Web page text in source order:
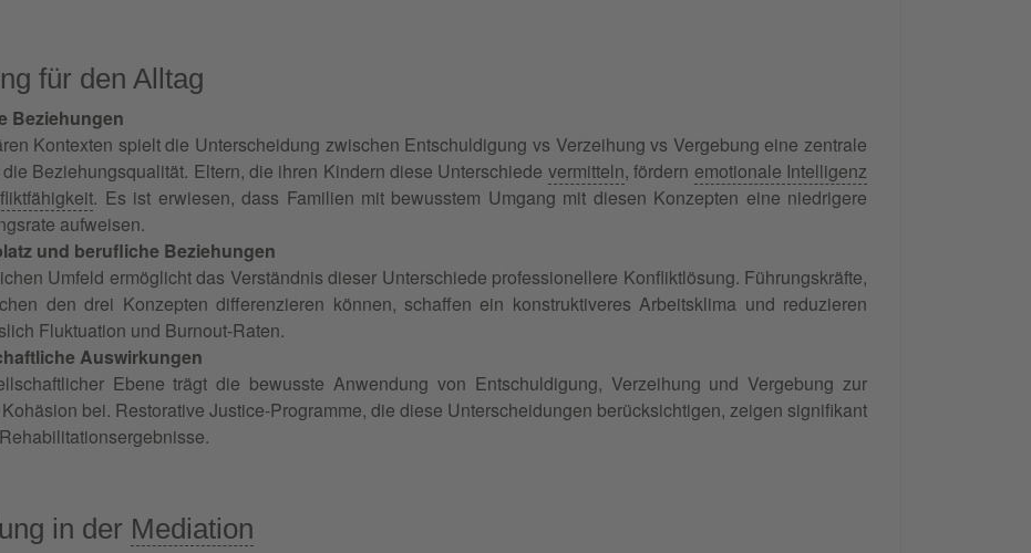
für den Alltag
Beziehungen
Kontexten spielt die Unterscheidung zwischen Entschuldigung vs Verzeihung vs Vergebung eine zentrale
Beziehungsqualität. Eltern, die ihren Kindern diese Unterschiede vermitteln, fördern emotionale Intelligenz
. Es ist erwiesen, dass Familien mit bewusstem Umgang mit diesen Konzepten eine niedrigere
aufweisen.
und berufliche Beziehungen
Umfeld ermöglicht das Verständnis dieser Unterschiede professionellere Konfliktlösung. Führungskräfte,
den drei Konzepten differenzieren können, schaffen ein konstruktiveres Arbeitsklima und reduzieren
Fluktuation und Burnout-Raten.
Auswirkungen
Ebene trägt die bewusste Anwendung von Entschuldigung, Verzeihung und Vergebung zur
bei. Restorative Justice-Programme, die diese Unterscheidungen berücksichtigen, zeigen signifikant
in der Mediation